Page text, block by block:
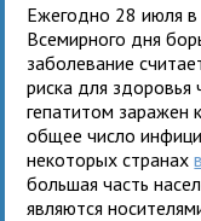
Ежегодно 28 июля
Всемирного дня
заболевание
риска для
гепатитом заражен
общее число
некоторых странах
большая часть
являются